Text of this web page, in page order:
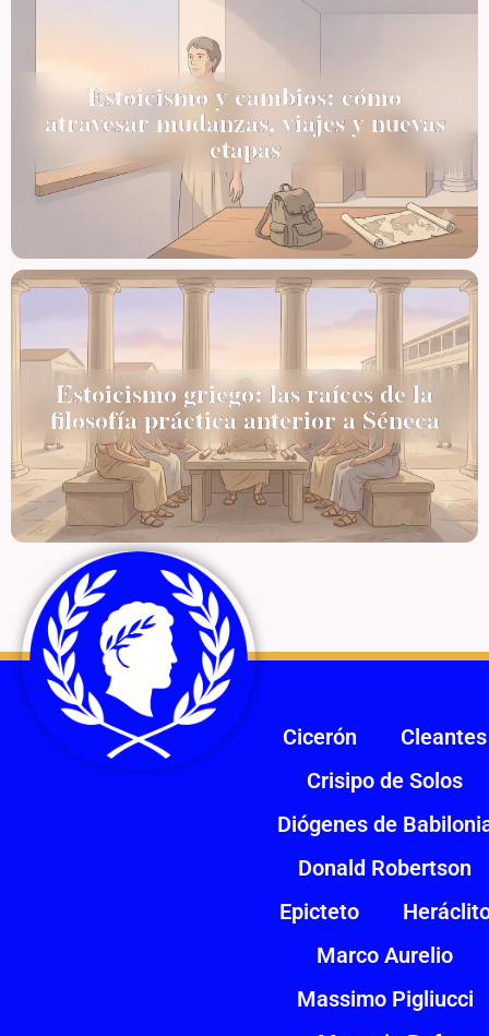
Estoicismo y cambios: cómo
atravesar mudanzas, viajes y nuevas
etapas
Estoicismo griego: las raíces de la
filosofía práctica anterior a Séneca
Cicerón
Cleantes
Crisipo de Solos
Diógenes de
Donald Robertson
Epicteto
Marco Aurelio
Massimo Pigliucci